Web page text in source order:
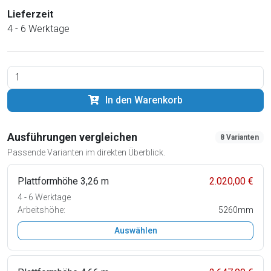
Lieferzeit
4 - 6 Werktage
In den Warenkorb
Ausführungen vergleichen
Passende Varianten im direkten Überblick.
8 Varianten
Plattformhöhe 3,26 m 2.020,00 €
4 - 6 Werktage
Arbeitshöhe:
5260mm
Auswählen